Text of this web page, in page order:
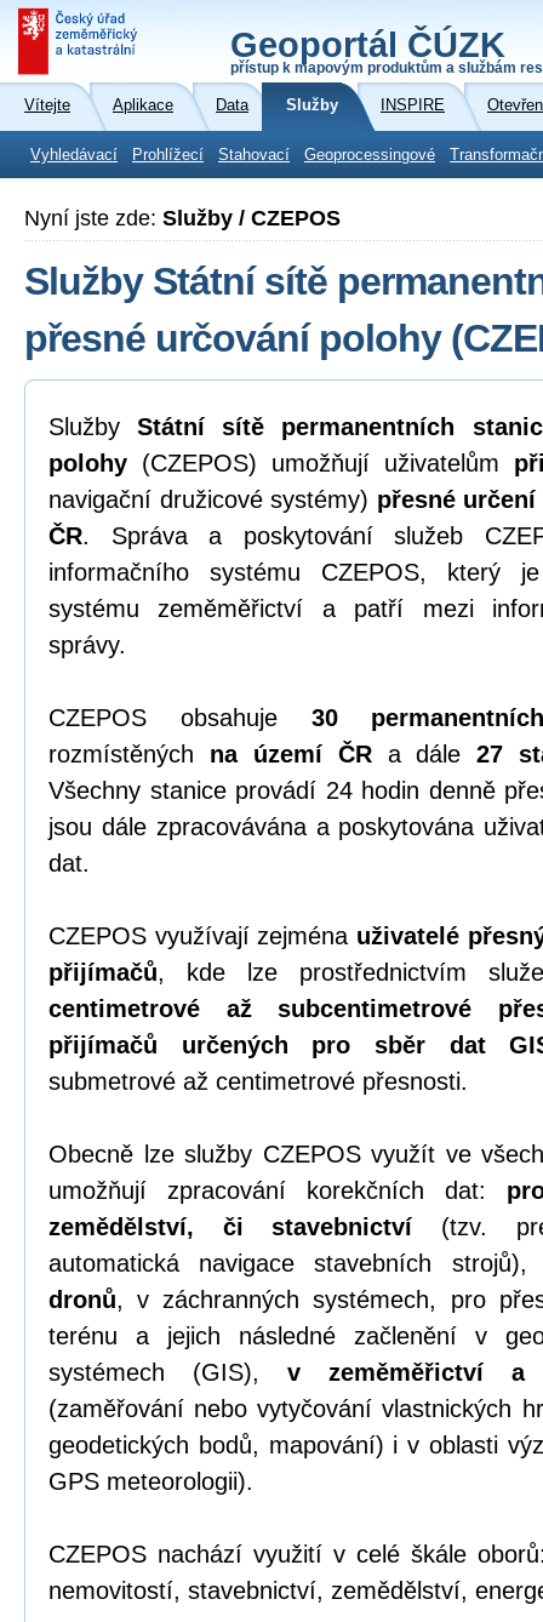
Geoportál ČÚZK
přístup k mapovým produktům a službám
Vítejte Aplikace Data Služby INSPIRE
Vyhledávací Prohlížecí Stahovací Geoprocessingové
Nyní jste zde: Služby / CZEPOS
Služby Státní sítě
přesné určování polohy
SlužbyStátní sítě permanentních
polohy (CZEPOS) umožňují uživatelům
navigační družicové systémy) přesné
ČR. Správa a poskytování služeb
informačního systému CZEPOS, který
systému zeměměřictví a patří mezi
správy.
CZEPOS obsahuje 30
rozmístěných na území ČRa dále27
Všechny stanice provádí 24 hodin denně
jsou dále zpracovávána a poskytována
dat.
CZEPOS využívají zejména uživatelé
přijímačů, kde lze prostřednictvím
centimetrové až subcentimetrové
přijímačů určených pro sběr dat
submetrové až centimetrové přesnosti.
Obecně lze služby CZEPOS využít ve
umožňují zpracování korekčních dat:
zemědělství, či stavebnictví (tzv.
automatická navigace stavebních
dronů, v záchranných systémech, pro
terénu a jejich následné začlenění v
systémech (GIS), v zeměměřictví a
(zaměřování nebo vytyčování vlastnických
geodetických bodů, mapování) i v oblasti
GPS meteorologii).
CZEPOS nachází využití v celé škále
nemovitostí, stavebnictví, zemědělství,